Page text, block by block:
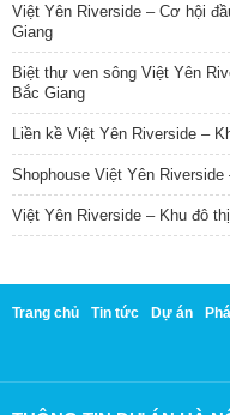
Việt Yên Riverside – Cơ hội
Giang
Biệt thự ven sông Việt Yên
Bắc Giang
Liền kề Việt Yên Riverside –
Shophouse Việt Yên
Việt Yên Riverside – Khu đô
Trang chủ Tin tức Dự án